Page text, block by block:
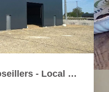
Saint Georges Des Groseillers - Local commercial divisible